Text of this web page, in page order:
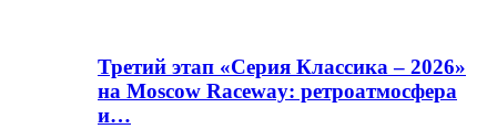
Третий этап «Серия Классика – 2026»
на Moscow Raceway: ретроатмосфера
и…